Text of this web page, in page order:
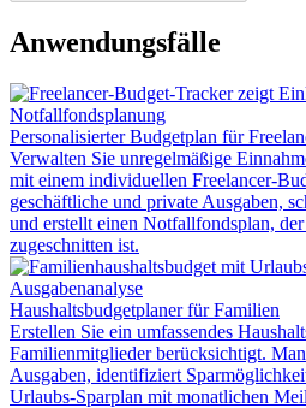
Anwendungsfälle
Personalisierter Budgetplan für
Verwalten Sie unregelmäßige
mit einem individuellen Freelancer-
geschäftliche und private Ausgaben,
und erstellt einen Notfallfondsplan,
zugeschnitten ist.
Haushaltsbudgetplaner für Familien
Erstellen Sie ein umfassendes
Familienmitglieder berücksichtigt.
Ausgaben, identifiziert
Urlaubs-Sparplan mit monatlichen